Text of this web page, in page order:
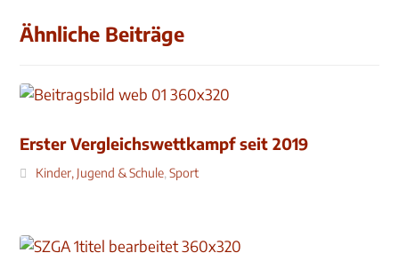
Ähnliche Beiträge
Erster Vergleichswettkampf seit 2019
Kinder, Jugend & Schule,Sport